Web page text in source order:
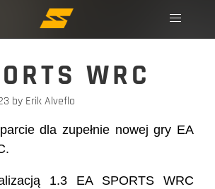
WRC
by Erik Alveflo
dla zupełnie nowej gry EA
1.3 EA SPORTS WRC